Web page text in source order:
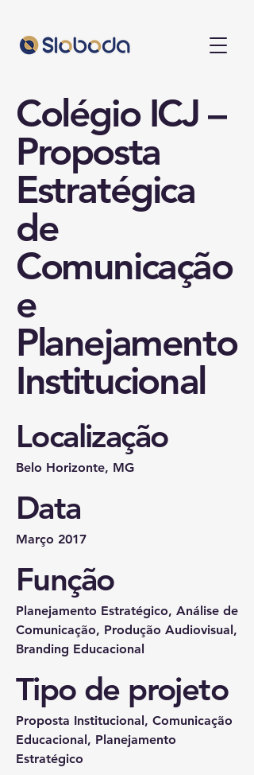
Colégio ICJ –
Proposta
Estratégica
de
Comunicação
e
Planejamento
Institucional
Localização
Belo Horizonte, MG
Data
Março 2017
Função
Planejamento Estratégico, Análise de
Comunicação, Produção Audiovisual,
Branding Educacional
Tipo de projeto
Proposta Institucional, Comunicação
Educacional, Planejamento
Estratégico